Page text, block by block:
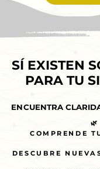
SÍ
PARA TU
SÍ
PARA TU
ENCUENTRA
ENCUENTRA
🌿
COMPRENDE
DESCUBRE
🌿
COMPRENDE
DESCUBRE